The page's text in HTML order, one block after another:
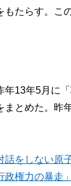
たらす。こ
13年5月に
とめた。昨
をしない原
権力の暴走」